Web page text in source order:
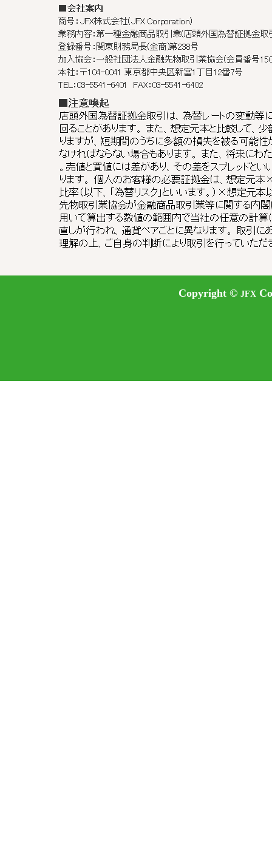
Copyright © JFX